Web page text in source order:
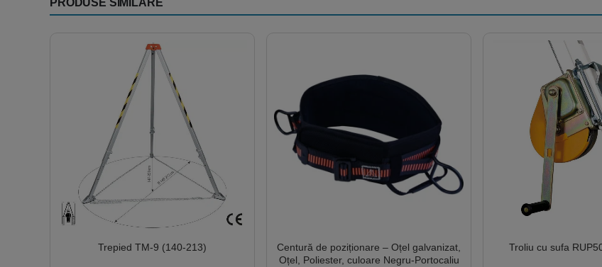
PRODUSE SIMILARE
Trepied TM-9 (140-213)
Centură de poziționare – Oțel galvanizat,
Oțel, Poliester, culoare Negru-Portocaliu
Troliu cu sufa